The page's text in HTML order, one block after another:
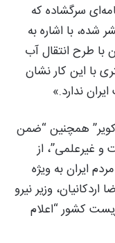
سرگشاده که
شده، با اشاره به
طرح انتقال آب
با این کار نشان
ندارد.»
کویر” همچنین “ضمن
غیرعلمی”، از
ایران به ویژه
وزیر نیرو
کشور “اعلام